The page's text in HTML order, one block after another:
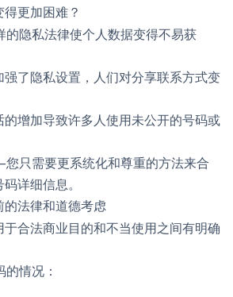
更加困难？
的隐私法律使个人数据变得不易获
了隐私设置，人们对分享联系方式变
增加导致许多人使用未公开的号码或
只需要更系统化和尊重的方法来合
详细信息。
法律和道德考虑
合法商业目的和不当使用之间有明确
情况：